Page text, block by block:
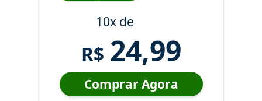
10x de
R$ 24,99
Comprar Agora